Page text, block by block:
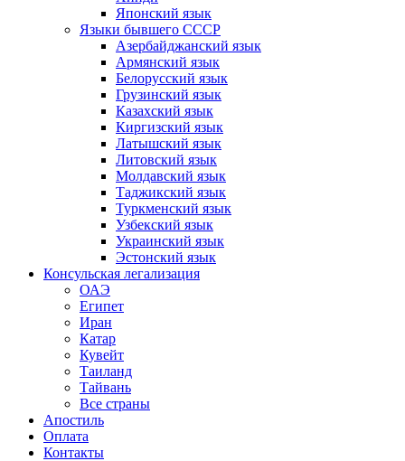
Японский язык
Языки бывшего СССР
Азербайджанский язык
Армянский язык
Белорусский язык
Грузинский язык
Казахский язык
Киргизский язык
Латышский язык
Литовский язык
Молдавский язык
Таджикский язык
Туркменский язык
Узбекский язык
Украинский язык
Эстонский язык
Консульская легализация
ОАЭ
Египет
Иран
Катар
Кувейт
Таиланд
Тайвань
Все страны
Апостиль
Оплата
Контакты